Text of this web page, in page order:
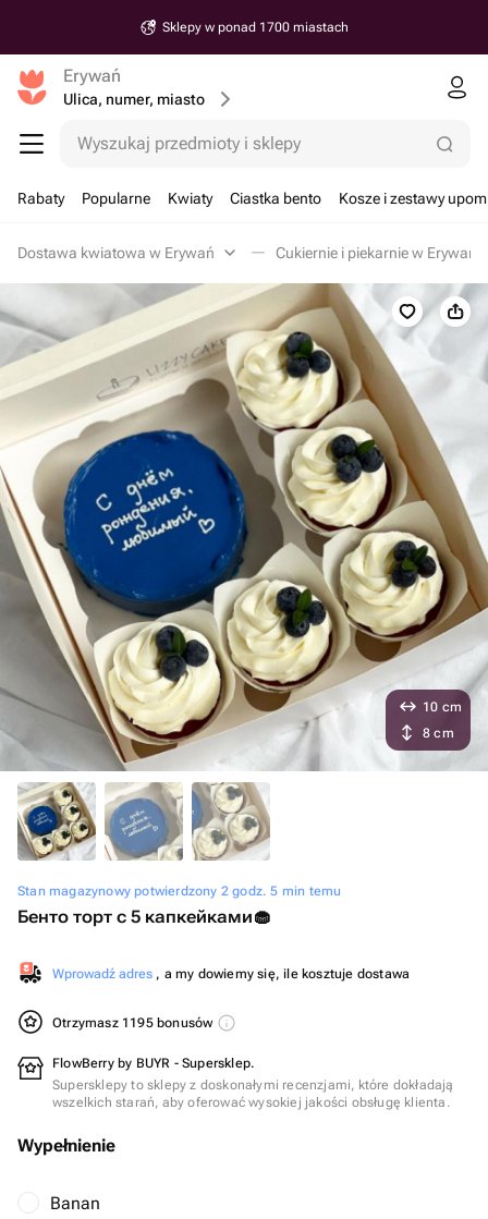
Sklepy w ponad 1700 miastach
Erywań
Ulica, numer, miasto
Wyszukaj przedmioty i sklepy
Rabaty Popularne Kwiaty Ciastka bento Kosze i zestawy
Dostawa kwiatowa w Erywań Cukiernie i piekarnie w Erywań
Stan magazynowy potwierdzony 2 godz. 5 min temu
Бенто торт с 5 капкейками🧁
Wprowadź adres , a my dowiemy się, ile kosztuje dostawa
Otrzymasz 1195 bonusów
FlowBerry by BUYR - Supersklep.
Supersklepy to sklepy z doskonałymi recenzjami, które dokładają
wszelkich starań, aby oferować wysokiej jakości obsługę klienta.
Wypełnienie
Banan
10 cm
8 cm